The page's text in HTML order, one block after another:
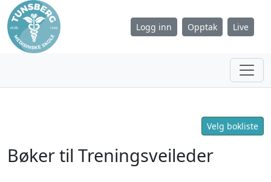
Logg inn Opptak Live
Velg bokliste
Bøker til Treningsveileder